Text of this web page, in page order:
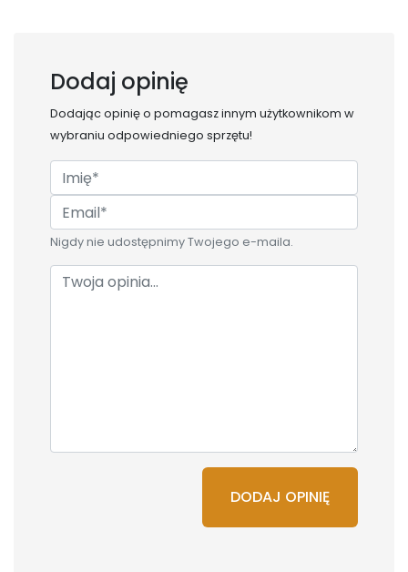
Dodaj opinię
Dodając opinię o pomagasz innym użytkownikom w
wybraniu odpowiedniego sprzętu!
Nigdy nie udostępnimy Twojego e-maila.
DODAJ OPINIĘ